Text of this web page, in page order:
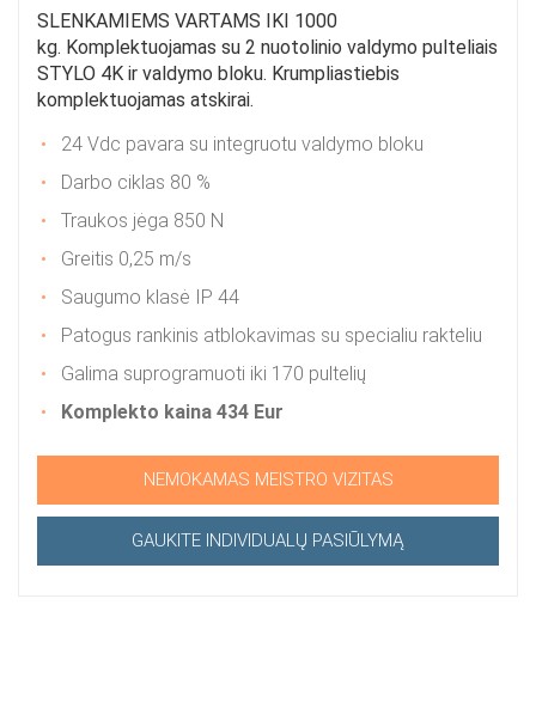
SLENKAMIEMS VARTAMS IKI 1000
kg. Komplektuojamas su 2 nuotolinio valdymo pulteliais
STYLO 4K ir valdymo bloku. Krumpliastiebis
komplektuojamas atskirai.
24 Vdc pavara su integruotu valdymo bloku
Darbo ciklas 80 %
Traukos jėga 850 N
Greitis 0,25 m/s
Saugumo klasė IP 44
Patogus rankinis atblokavimas su specialiu rakteliu
Galima suprogramuoti iki 170 pultelių
Komplekto kaina 434 Eur
NEMOKAMAS MEISTRO VIZITAS
GAUKITE INDIVIDUALŲ PASIŪLYMĄ